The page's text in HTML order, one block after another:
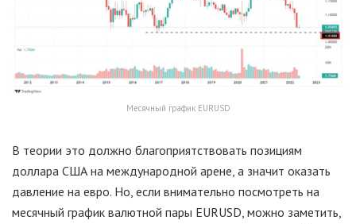
Месячный график EURUSD
В теории это должно благоприятствовать позициям
доллара США на международной арене, а значит оказать
давление на евро. Но, если внимательно посмотреть на
месячный график валютной пары EURUSD, можно заметить,